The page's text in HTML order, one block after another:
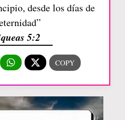
desde los días de
5:2